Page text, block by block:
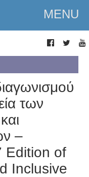
MENU
των
–
Edition of
Inclusive